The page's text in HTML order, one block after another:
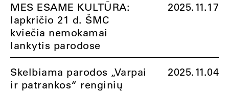
MES ESAME KULTŪRA:
lapkričio 21 d. ŠMC
kviečia nemokamai
lankytis parodose
2025.11.17
Skelbiama parodos „Varpai
ir patrankos“ renginių
2025.11.04